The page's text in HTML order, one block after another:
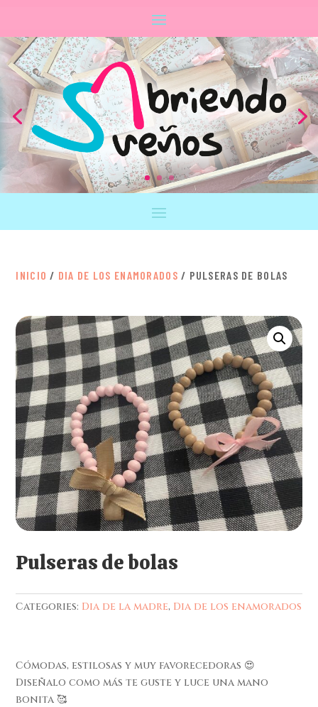
INICIO / DIA DE LOS ENAMORADOS / PULSERAS DE BOLAS
Pulseras de bolas
Categories: Dia de la madre, Dia de los enamorados
Cómodas, estilosas y muy favorecedoras 😍
Diseñalo como más te guste y luce una mano
bonita 🥰